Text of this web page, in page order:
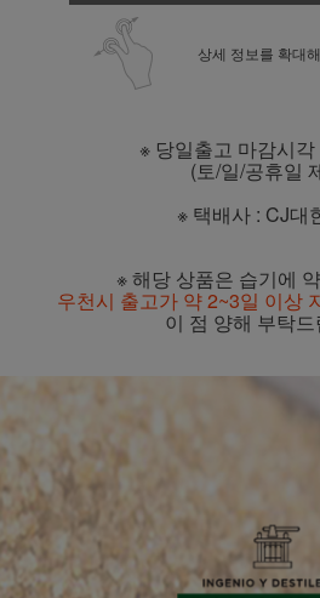
상세 정보를 확대
※ 당일출고 마감시각
(토/일/공휴일
※ 택배사 : CJ대
※ 해당 상품은 습기에
우천시 출고가 약 2~3일 이상
이 점 양해 부탁